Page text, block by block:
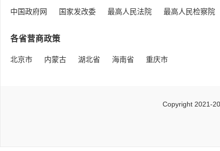
中国政府网 国家发改委 最高人民法院 最高人民检察院
各省营商政策
北京市 内蒙古 湖北省 海南省 重庆市
Copyright 2021-